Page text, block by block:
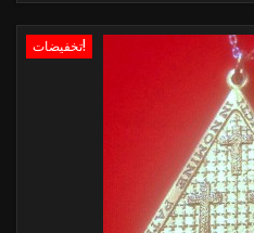
تخفيضات!